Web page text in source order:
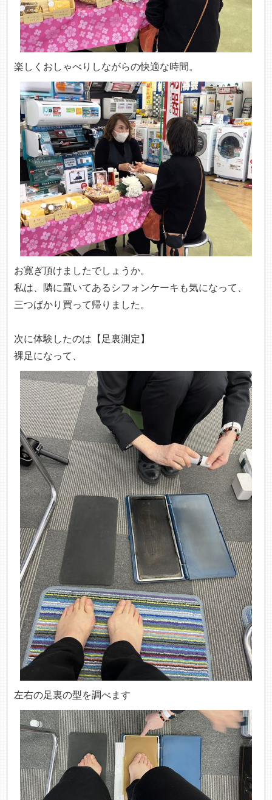
楽しくおしゃべりしながらの快適な時間。
お寛ぎ頂けましたでしょうか。
私は、隣に置いてあるシフォンケーキも気になって、
三つばかり買って帰りました。
次に体験したのは【足裏測定】
裸足になって、
左右の足裏の型を調べます